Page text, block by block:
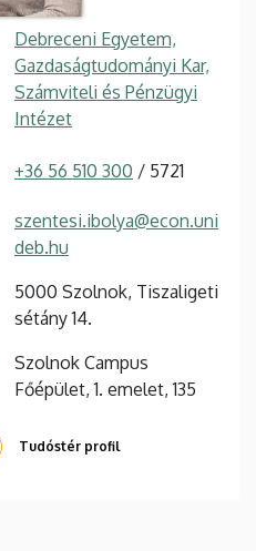
Debreceni Egyetem,
Gazdaságtudományi Kar,
Számviteli és Pénzügyi
Intézet
+36 56 510 300 / 5721
szentesi.ibolya@econ.uni
deb.hu
5000 Szolnok, Tiszaligeti
sétány 14.
Szolnok Campus
Főépület, 1. emelet, 135
Tudóstér profil